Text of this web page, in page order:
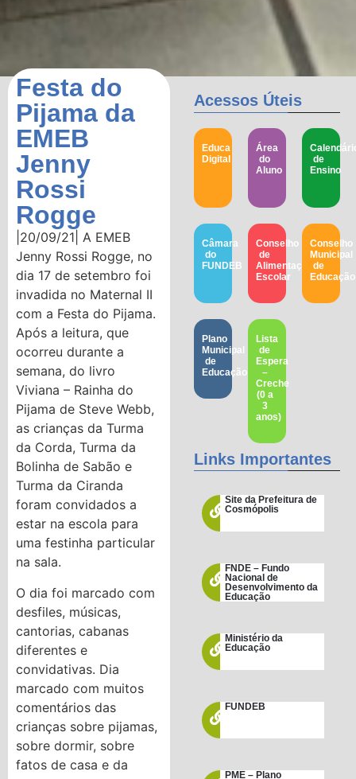
Festa do
Pijama da
EMEB
Jenny
Rossi
Rogge
|20/09/21| A EMEB
Jenny Rossi Rogge, no
dia 17 de setembro foi
invadida no Maternal II
com a Festa do Pijama.
Após a leitura, que
ocorreu durante a
semana, do livro
Viviana – Rainha do
Pijama de Steve Webb,
as crianças da Turma
da Corda, Turma da
Bolinha de Sabão e
Turma da Ciranda
foram convidados a
estar na escola para
uma festinha particular
na sala.
O dia foi marcado com
desfiles, músicas,
cantorias, cabanas
diferentes e
convidativas. Dia
marcado com muitos
comentários das
crianças sobre pijamas,
sobre dormir, sobre
fatos de casa e da
Acessos Úteis
Educa
Digital
Área
do
Aluno
de
Ensino
Câmara
do
FUNDEB
Conselho
de
Alimentação
Escolar
Conselho
Municipal
de
Educação​
Plano
Municipal
de
Educação
Lista
de
Espera
–
Creche
(0 a
3
anos)
Links Importantes
Site da Prefeitura de
Cosmópolis
FNDE – Fundo
Nacional de
Desenvolvimento da
Educação
Ministério da
Educação
FUNDEB
PME – Plano